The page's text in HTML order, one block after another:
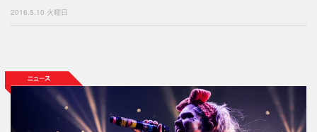
o
2016.5.10 火曜日